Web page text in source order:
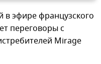
в эфире французского
переговоры с
Mirage